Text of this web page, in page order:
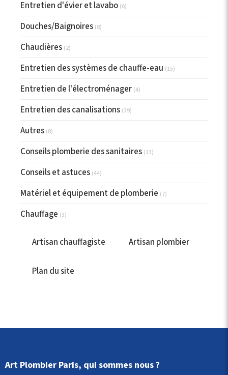
Entretien d'évier et lavabo (6)
Douches/Baignoires (8)
Chaudières (2)
Entretien des systèmes de chauffe-eau (15)
Entretien de l'électroménager (4)
Entretien des canalisations (39)
Autres (8)
Conseils plomberie des sanitaires (13)
Conseils et astuces (44)
Matériel et équipement de plomberie (7)
Chauffage (3)
Artisan chauffagiste Artisan plombier
Plan du site
Art Plombier Paris, qui sommes nous ?